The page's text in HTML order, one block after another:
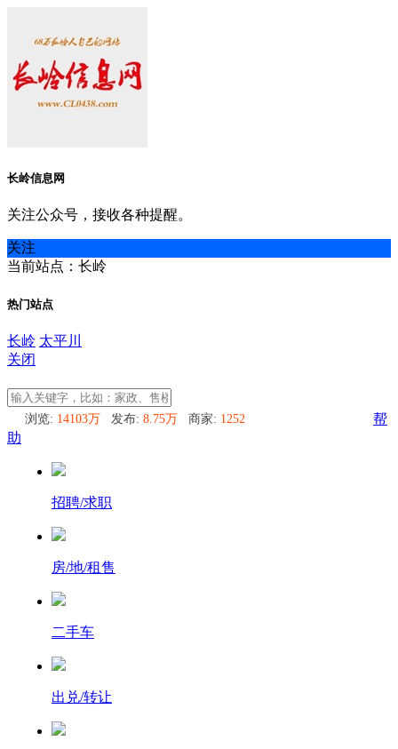
长岭信息网
关注公众号，接收各种提醒。
关注
当前站点：长岭
热门站点
长岭 太平川
关闭
浏览: 14103万 发布: 8.75万 商家: 1252
帮
助
招聘/求职
房/地/租售
二手车
出兑/转让